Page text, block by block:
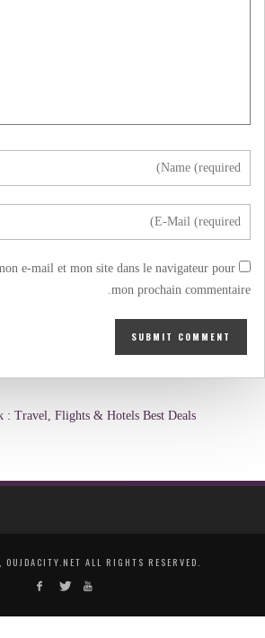
e-mail et mon site dans le navigateur pour
mon prochain commentaire.
: Travel, Flights & Hotels Best Deals
ALL RIGHTS RESERVED.